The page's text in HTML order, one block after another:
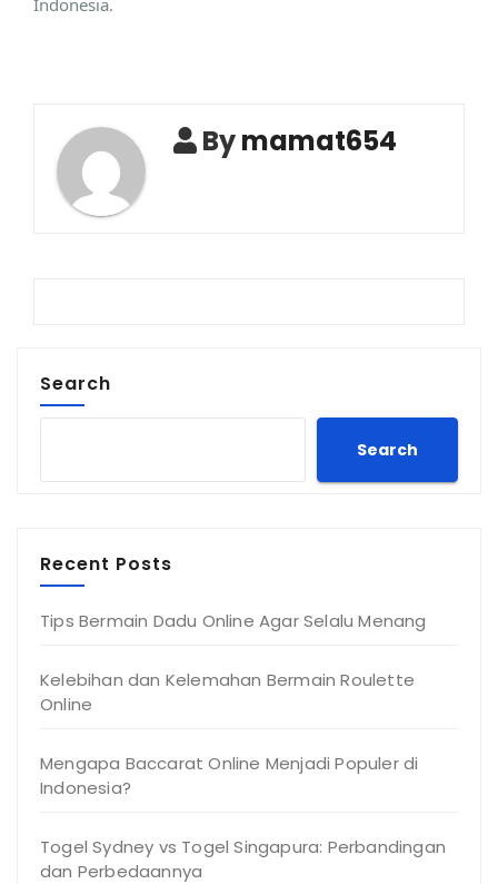
Bymamat654
Search
Search
Recent Posts
Tips Bermain Dadu Online Agar Selalu Menang
Kelebihan dan Kelemahan Bermain Roulette
Online
Mengapa Baccarat Online Menjadi Populer di
Indonesia?
Togel Sydney vs Togel Singapura: Perbandingan
dan Perbedaannya